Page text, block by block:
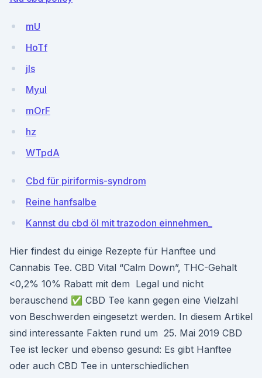
mU
HoTf
jls
Myul
mOrF
hz
WTpdA
Cbd für piriformis-syndrom
Reine hanfsalbe
Kannst du cbd öl mit trazodon einnehmen_
Hier findest du einige Rezepte für Hanftee und
Cannabis Tee. CBD Vital “Calm Down”, THC-Gehalt
<0,2% 10% Rabatt mit dem Legal und nicht
berauschend ✅ CBD Tee kann gegen eine Vielzahl
von Beschwerden eingesetzt werden. In diesem Artikel
sind interessante Fakten rund um 25. Mai 2019 CBD
Tee ist lecker und ebenso gesund: Es gibt Hanftee
oder auch CBD Tee in unterschiedlichen